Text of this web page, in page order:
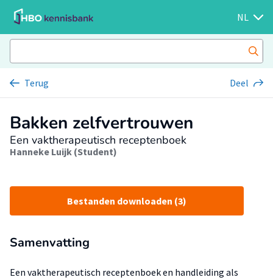
NL
Terug Deel
Bakken zelfvertrouwen
Een vaktherapeutisch receptenboek
Hanneke Luijk (Student)
Bestanden downloaden (3)
Samenvatting
Een vaktherapeutisch receptenboek en handleiding als